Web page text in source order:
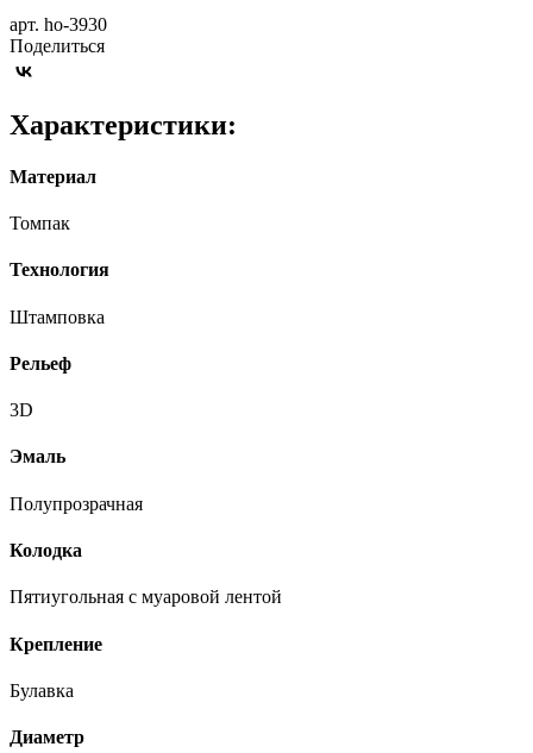
арт. ho-3930
Поделиться
Характеристики:
Материал
Томпак
Технология
Штамповка
Рельеф
3D
Эмаль
Полупрозрачная
Колодка
Пятиугольная с муаровой лентой
Крепление
Булавка
Диаметр